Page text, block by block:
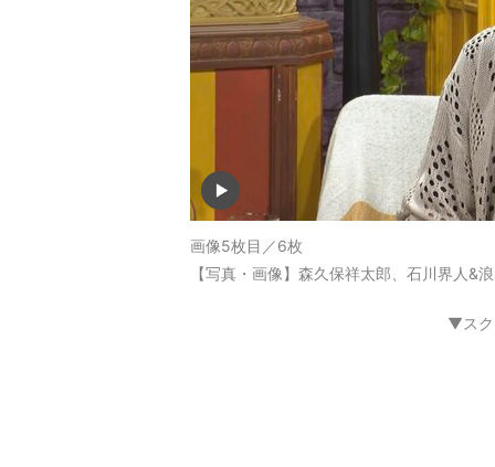
画像5枚目／6枚
【写真・画像】森久保祥太郎、石川界人
▼スク